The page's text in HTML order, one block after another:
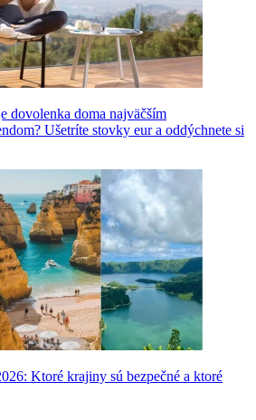
dovolenka doma najväčším
Ušetríte stovky eur a oddýchnete si
Ktoré krajiny sú bezpečné a ktoré